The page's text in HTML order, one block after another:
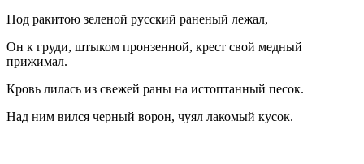
Под ракитою зеленой русский раненый лежал,
Он к груди, штыком пронзенной, крест свой медный
прижимал.
Кровь лилась из свежей раны на истоптанный песок.
Над ним вился черный ворон, чуял лакомый кусок.